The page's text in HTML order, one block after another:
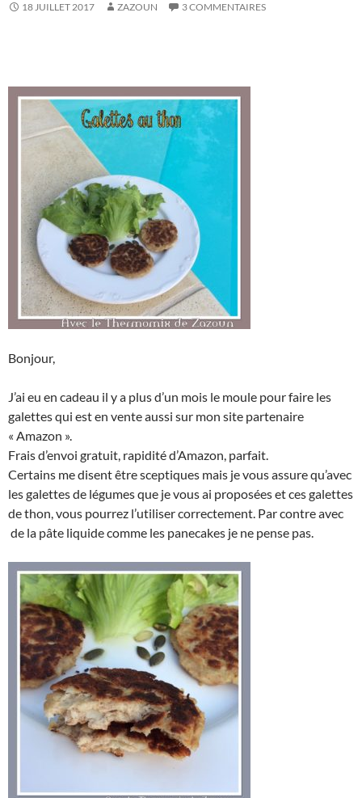
18 JUILLET 2017 ZAZOUN 3 COMMENTAIRES
Bonjour,
J’ai eu en cadeau il y a plus d’un mois le moule pour faire les
galettes qui est en vente aussi sur mon site partenaire
« Amazon ».
Frais d’envoi gratuit, rapidité d’Amazon, parfait.
Certains me disent être sceptiques mais je vous assure qu’avec
les galettes de légumes que je vous ai proposées et ces galettes
de thon, vous pourrez l’utiliser correctement. Par contre avec
de la pâte liquide comme les panecakes je ne pense pas.